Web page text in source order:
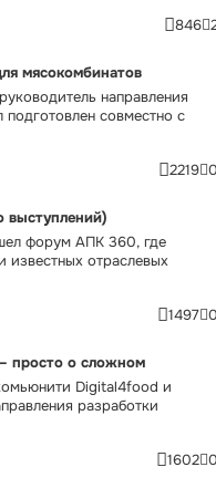
846
мясокомбинатов
направления
совместно с
2219
форум АПК 360, где
известных отраслевых
1497
просто о сложном
Digital4food и
разработки
1602